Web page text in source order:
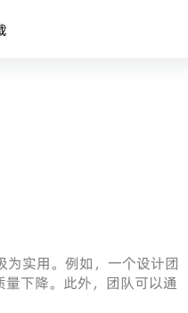
实用。例如，一个设计团
下降。此外，团队可以通